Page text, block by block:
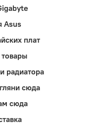
Asus
плат
радиатора
сюда
сюда